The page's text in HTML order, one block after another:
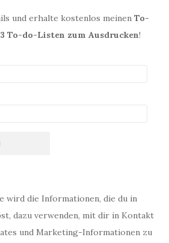
und erhalte kostenlos meinen To-
3 To-do-Listen zum Ausdrucken!
wird die Informationen, die du in
dazu verwenden, mit dir in Kontakt
und Marketing-Informationen zu